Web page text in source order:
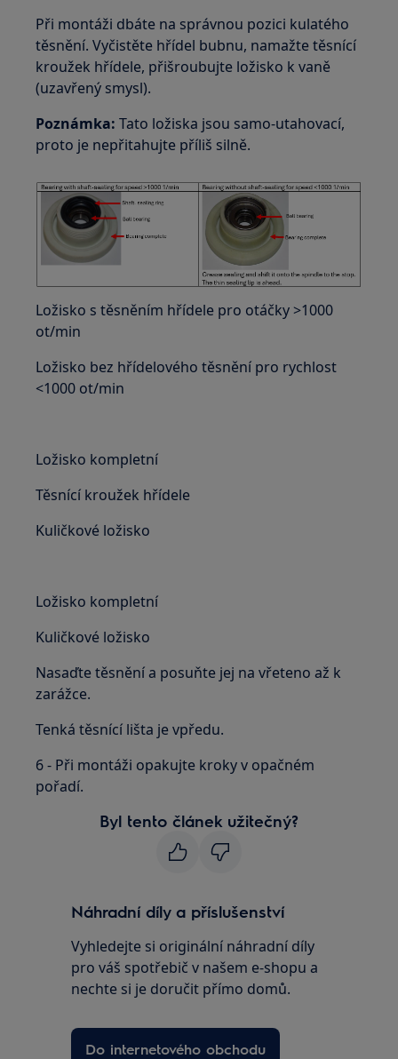
Při montáži dbáte na správnou pozici kulatého
těsnění. Vyčistěte hřídel bubnu, namažte těsnící
kroužek hřídele, přišroubujte ložisko k vaně
(uzavřený smysl).
Poznámka:Tato ložiska jsou samo-utahovací,
proto je nepřitahujte příliš silně.
Ložisko s těsněním hřídele pro otáčky >1000
ot/min
Ložisko bez hřídelového těsnění pro rychlost
<1000 ot/min
Ložisko kompletní
Těsnící kroužek hřídele
Kuličkové ložisko
Ložisko kompletní
Kuličkové ložisko
Nasaďte těsnění a posuňte jej na vřeteno až k
zarážce.
Tenká těsnící lišta je vpředu.
6 - Při montáži opakujte kroky v opačném
pořadí.
Byl tento článek užitečný?
Náhradní díly a příslušenství
Vyhledejte si originální náhradní díly
pro váš spotřebič v našem e-shopu a
nechte si je doručit přímo domů.
Do internetového obchodu